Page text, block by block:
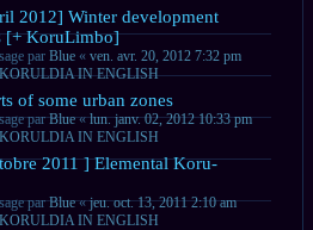
2012] Winter development
[+ KoruLimbo]
par Blue « ven. avr. 20, 2012 7:32 pm
KORULDIA IN ENGLISH
of some urban zones
parBlue«lun. janv. 02, 2012 10:33 pm
KORULDIA IN ENGLISH
2011 ] Elemental Koru-
parBlue«jeu. oct. 13, 2011 2:10 am
KORULDIA IN ENGLISH